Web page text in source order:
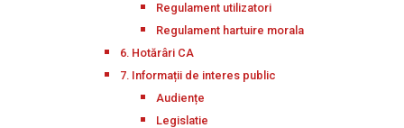
Regulament utilizatori
Regulament hartuire morala
6. Hotărâri CA
7. Informații de interes public
Audiențe
Legislatie